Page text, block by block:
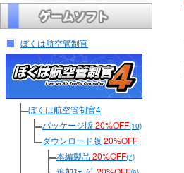
ぼくは航空管制官
ぼくは航空管制官4
パッケージ版 20%OFF(10)
ダウンロード版 20%OFF
本編製品20%OFF(7)